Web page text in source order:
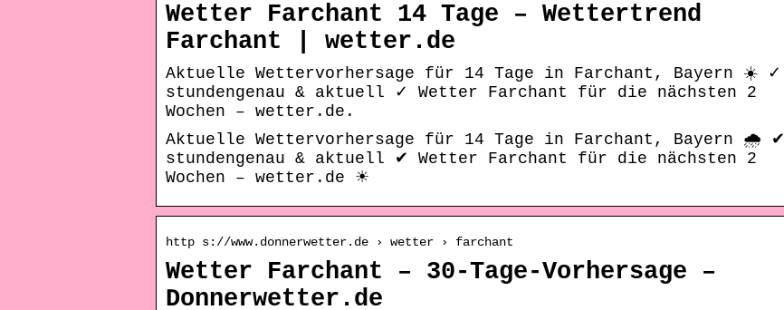
Wetter Farchant 14 Tage – Wettertrend
Farchant | wetter.de
Aktuelle Wettervorhersage für 14 Tage in Farchant, Bayern ☀️ ✓
stundengenau & aktuell ✓ Wetter Farchant für die nächsten 2
Wochen – wetter.de.
Aktuelle Wettervorhersage für 14 Tage in Farchant, Bayern 🌧️ ✔
stundengenau & aktuell ✔ Wetter Farchant für die nächsten 2
Wochen – wetter.de ☀
http s://www.donnerwetter.de › wetter › farchant
Wetter Farchant – 30-Tage-Vorhersage –
Donnerwetter.de